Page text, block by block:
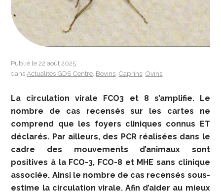
Publié le 22 août 2025
dans Actualités GDS Centre Bovins Caprins Ovins
La circulation virale FCO3 et 8 s’amplifie. Le
nombre de cas recensés sur les cartes ne
comprend que les foyers cliniques connus ET
déclarés. Par ailleurs, des PCR réalisées dans le
cadre des mouvements d’animaux sont
positives à la FCO-3, FCO-8 et MHE sans clinique
associée. Ainsi le nombre de cas recensés sous-
estime la circulation virale.Afin d’aider au mieux